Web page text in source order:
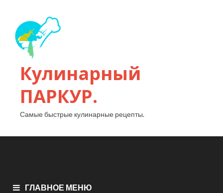
Кулинарный
ПАРКУР.
Самые быстрые кулинарные рецепты.
ГЛАВНОЕ МЕНЮ